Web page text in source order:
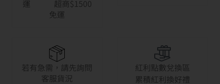
運 超商$1500
免運
若有急需，請先詢問
客服貨況
紅利點數兌換區
累積紅利換好禮